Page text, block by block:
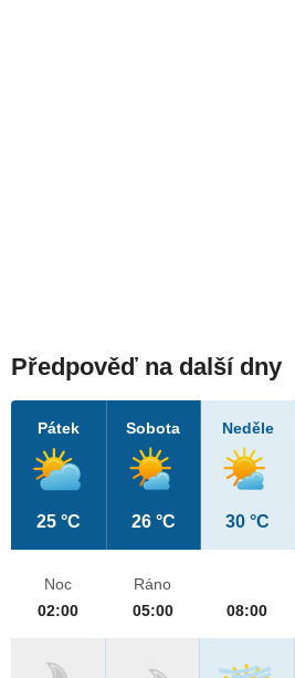
Předpověď na další dny
Pátek
25 °C
Sobota
26 °C
Neděle
30 °C
Noc
02:00
Ráno
05:00
08:00